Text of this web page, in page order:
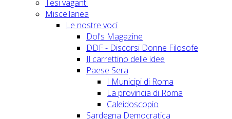
Tesi vaganti
Miscellanea
Le nostre voci
Dol's Magazine
DDF - Discorsi Donne Filosofe
Il carrettino delle idee
Paese Sera
I Municipi di Roma
La provincia di Roma
Caleidoscopio
Sardegna Democratica